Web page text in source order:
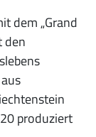
dem „Grand
den
produziert